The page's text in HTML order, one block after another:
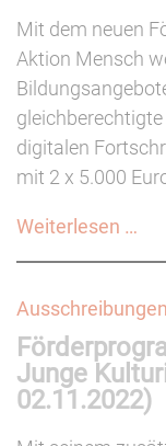
Mit dem neuen
Aktion Mensch
digitalen
mit 2 x 5.000
Weiterlesen …
alle
(bis
Ausschreibungen
Junge
02.11.2022)